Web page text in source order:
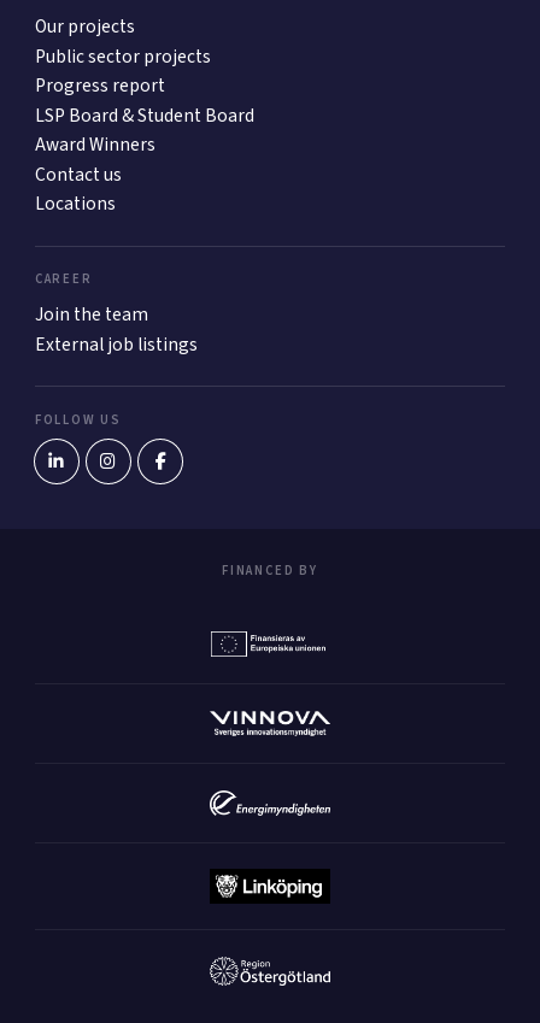
Our projects
Public sector projects
Progress report
LSP Board & Student Board
Award Winners
Contact us
Locations
CAREER
Join the team
External job listings
FOLLOW US
FINANCED BY